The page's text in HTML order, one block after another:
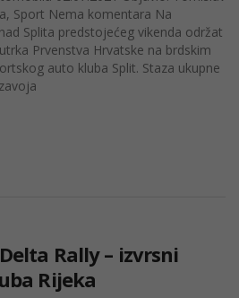
Sport Nema komentara Na
Splita predstojećeg vikenda održat
Prvenstva Hrvatske na brdskim
auto kluba Split. Staza ukupne
Rally – izvrsni
Rijeka